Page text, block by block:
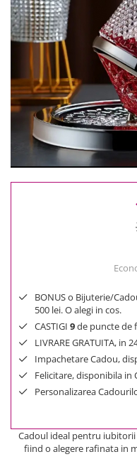
Cele mai noi
Cele mai vandute
Cele mai votate
Cu video
Pret
0 Lei - 100 Lei
100 Lei - 200 Lei
200 Lei - 300 Lei
300 Lei - 500 Lei
500 Lei - 1000 Lei
BONUS o Bijuterie/
500 lei. O alegi in cos.
CASTIGI 9de puncte de
LIVRARE GRATUITA, in
Impachetare Cadou,
Felicitare, disponibila in
Personalizarea
Cadoul ideal pentru
fiind o alegere rafinata in